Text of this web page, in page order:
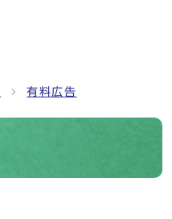
有料広告